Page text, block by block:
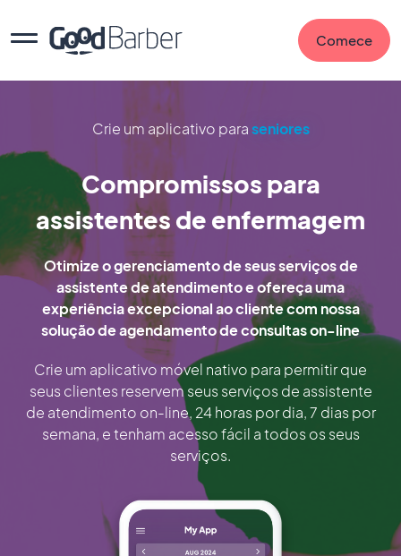
Comece
Crie um aplicativo paraseniores
Compromissos para
assistentes de enfermagem
Otimize o gerenciamento de seus serviços de
assistente de atendimento e ofereça uma
experiência excepcional ao cliente com nossa
solução de agendamento de consultas on-line
Crie um aplicativo móvel nativo para permitir que
seus clientes reservem seus serviços de assistente
de atendimento on-line, 24 horas por dia, 7 dias por
semana, e tenham acesso fácil a todos os seus
serviços.